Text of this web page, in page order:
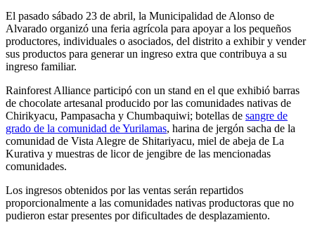
El pasado sábado 23 de abril, la Municipalidad de Alonso de
Alvarado organizó una feria agrícola para apoyar a los pequeños
productores, individuales o asociados, del distrito a exhibir y vender
sus productos para generar un ingreso extra que contribuya a su
ingreso familiar.
Rainforest Alliance participó con un stand en el que exhibió barras
de chocolate artesanal producido por las comunidades nativas de
Chirikyacu, Pampasacha y Chumbaquiwi; botellas de sangre de
grado de la comunidad de Yurilamas, harina de jergón sacha de la
comunidad de Vista Alegre de Shitariyacu, miel de abeja de La
Kurativa y muestras de licor de jengibre de las mencionadas
comunidades.
Los ingresos obtenidos por las ventas serán repartidos
proporcionalmente a las comunidades nativas productoras que no
pudieron estar presentes por dificultades de desplazamiento.